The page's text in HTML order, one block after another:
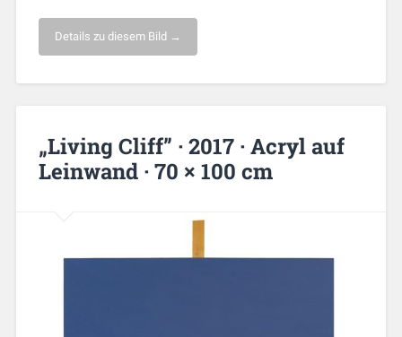
Details zu diesem Bild →
„Living Cliff” · 2017 · Acryl auf
Leinwand · 70 × 100 cm